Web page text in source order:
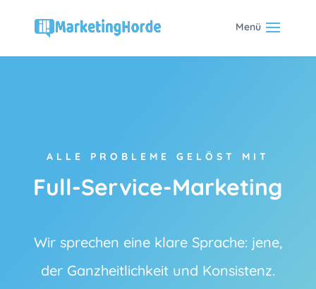
ALLE PROBLEME GELÖST MIT
Full-Service-Marketing
Wir sprechen eine klare Sprache: jene,
der Ganzheitlichkeit und Konsistenz.